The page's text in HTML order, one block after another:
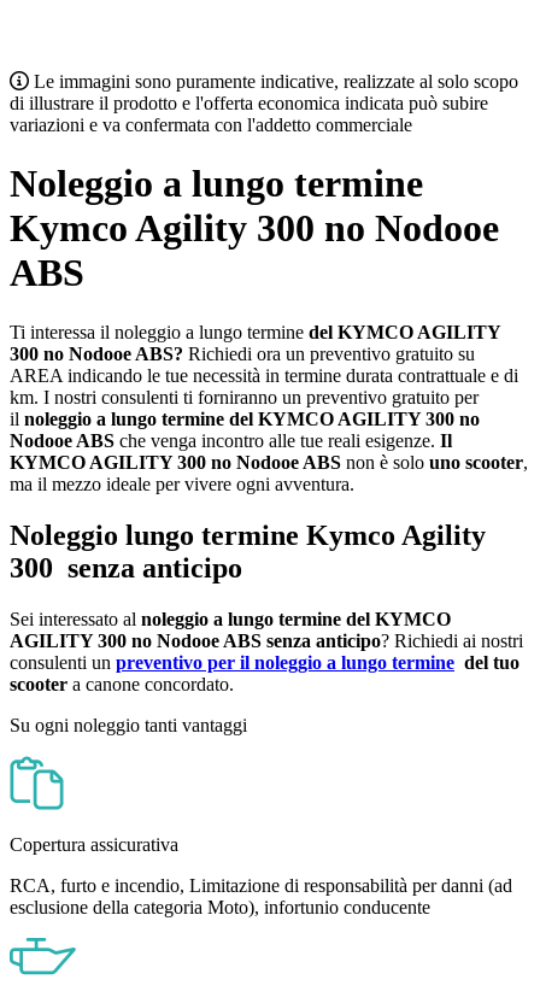
Le immagini sono puramente indicative, realizzate al solo scopo
di illustrare il prodotto e l'offerta economica indicata può subire
variazioni e va confermata con l'addetto commerciale
Noleggio a lungo termine
Kymco Agility 300 no Nodooe
ABS
Ti interessa il noleggio a lungo termine del KYMCO AGILITY
300 no Nodooe ABS? Richiedi ora un preventivo gratuito su
AREA indicando le tue necessità in termine durata contrattuale e di
km. I nostri consulenti ti forniranno un preventivo gratuito per
il noleggio a lungo termine del KYMCO AGILITY 300 no
Nodooe ABS che venga incontro alle tue reali esigenze. Il
KYMCO AGILITY 300 no Nodooe ABS non è solo uno scooter,
ma il mezzo ideale per vivere ogni avventura.
Noleggio lungo termine Kymco Agility
300 senza anticipo
Sei interessato al noleggio a lungo termine del KYMCO
AGILITY 300 no Nodooe ABS senza anticipo? Richiedi ai nostri
consulenti un preventivo per il noleggio a lungo termine del tuo
scooter a canone concordato.
Su ogni noleggio tanti vantaggi
Copertura assicurativa
RCA, furto e incendio, Limitazione di responsabilità per danni (ad
esclusione della categoria Moto), infortunio conducente